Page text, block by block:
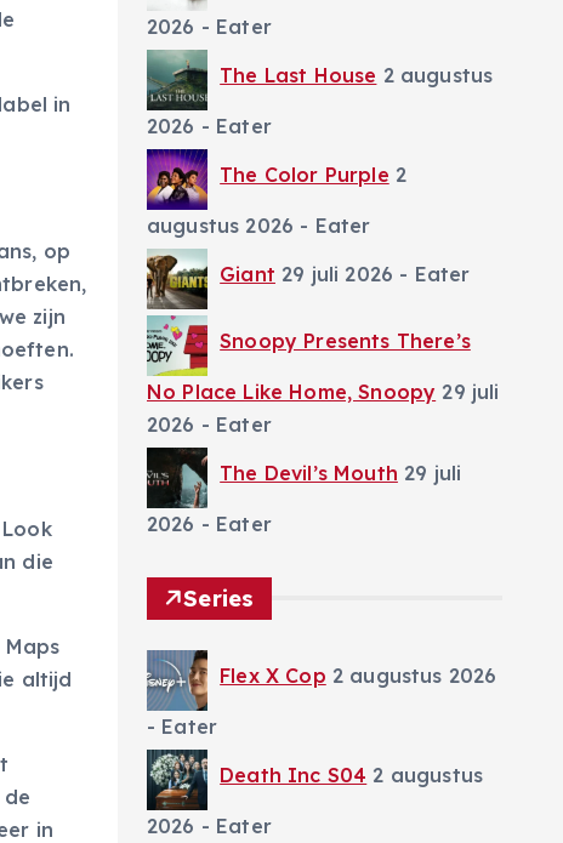
in
op
zijn
die
altijd
in
2026 - Eater
The Last House 2 augustus
2026 - Eater
The Color Purple 2
augustus 2026 - Eater
Giant 29 juli 2026 - Eater
Snoopy Presents There’s
No Place Like Home, Snoopy 29 juli
2026 - Eater
The Devil’s Mouth 29 juli
2026 - Eater
Series
Flex X Cop 2 augustus 2026
- Eater
Death Inc S04 2 augustus
2026 - Eater